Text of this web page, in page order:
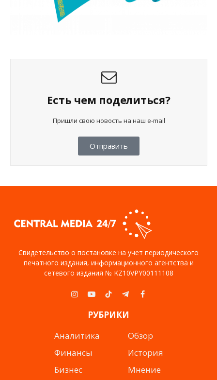
Есть чем поделиться?
Пришли свою новость на наш e-mail
Отправить
Свидетельство о постановке на учет периодического
печатного издания, информационного агентства и
сетевого издания № KZ10VPY00111108
Instagram
YouTubeTikTokTelegramFacebook
РУБРИКИ
Аналитика
Финансы
Бизнес
Обзор
История
Мнение